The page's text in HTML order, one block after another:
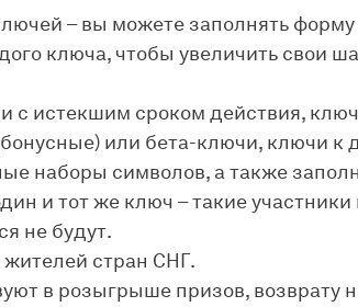
– вы можете заполнять
ключа, чтобы увеличить свои
с истекшим сроком действия,
или бета-ключи, ключи к
наборы символов, а также
и тот же ключ – такие участники
не будут.
стран СНГ.
в розыгрыше призов, возврату